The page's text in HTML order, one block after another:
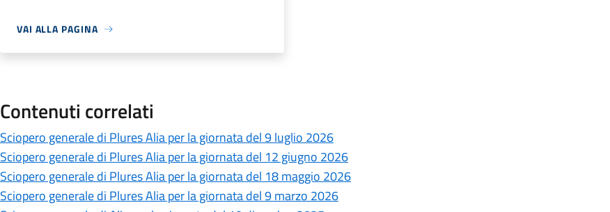
VAI ALLA PAGINA
Contenuti correlati
Sciopero generale di Plures Alia per la giornata del 9 luglio 2026
Sciopero generale di Plures Alia per la giornata del 12 giugno 2026
Sciopero generale di Plures Alia per la giornata del 18 maggio 2026
Sciopero generale di Plures Alia per la giornata del 9 marzo 2026